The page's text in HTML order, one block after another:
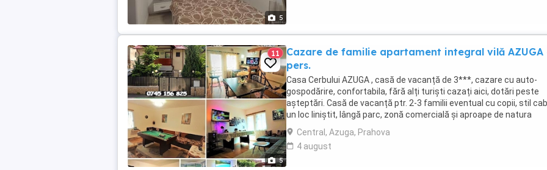
5
5
11
Cazare de familie apartament integral vilă AZUGA
pers.
Casa Cerbului AZUGA , casă de vacanță de 3***, cazare cu auto-
gospodărire, confortabila, fără alți turiști cazați aici, dotări peste
așteptări. Casă de vacanță ptr. 2-3 familii eventual cu copii, stil
un loc liniștit, lângă parc, zonă comercială și aproape de natura
montană. PREȚ camera dublă ...
Central, Azuga, Prahova
4 august